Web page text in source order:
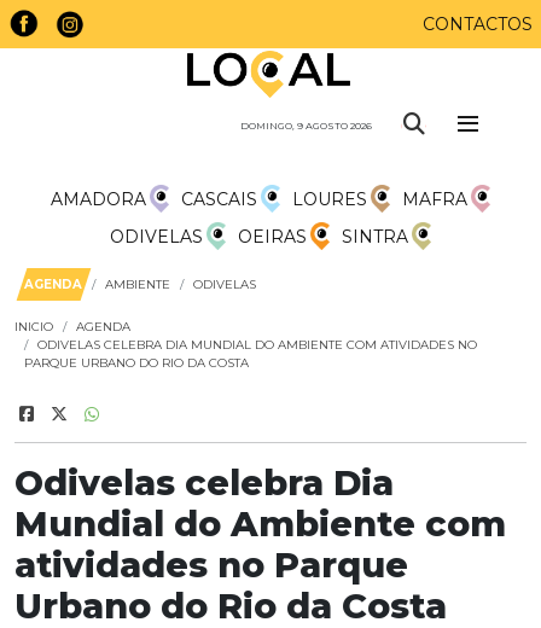
CONTACTOS
DOMINGO, 9 AGOSTO 2026
AMADORA CASCAIS LOURES
MAFRA
ODIVELAS
OEIRAS SINTRA
AGENDA AMBIENTE ODIVELAS
INICIO
AGENDA
ODIVELAS CELEBRA DIA MUNDIAL DO AMBIENTE COM ATIVIDADES NO
PARQUE URBANO DO RIO DA COSTA
Odivelas celebra Dia
Mundial do Ambiente com
atividades no Parque
Urbano do Rio da Costa